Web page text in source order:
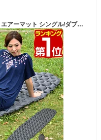
【楽天1位】FIELDOOR キャンプマット エアーマット シングル/ダブル 196cm ウルトラライト 超軽量 UL インフレータブル コンパクト 収納 軽い エアーベッド アウトドア寝具 キャンプマット キャンピングマット クッション アウトドアマット 登山 車中泊 ★[送料無料]